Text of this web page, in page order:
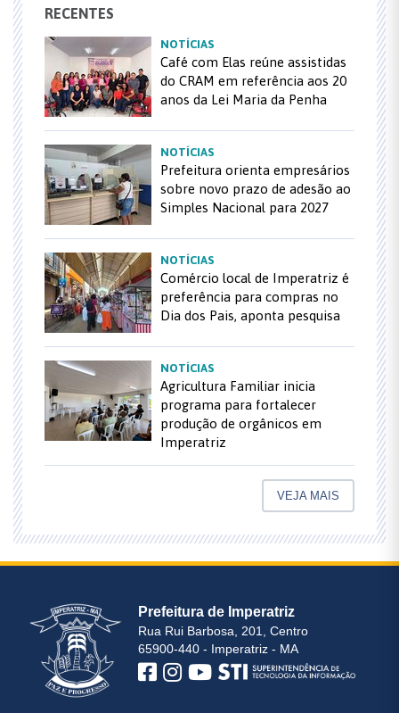
RECENTES
NOTÍCIAS
Café com Elas reúne assistidas
do CRAM em referência aos 20
anos da Lei Maria da Penha
NOTÍCIAS
Prefeitura orienta empresários
sobre novo prazo de adesão ao
Simples Nacional para 2027
NOTÍCIAS
Comércio local de Imperatriz é
preferência para compras no
Dia dos Pais, aponta pesquisa
NOTÍCIAS
Agricultura Familiar inicia
programa para fortalecer
produção de orgânicos em
Imperatriz
VEJA MAIS
Prefeitura de Imperatriz
Rua Rui Barbosa, 201, Centro
65900-440 - Imperatriz - MA